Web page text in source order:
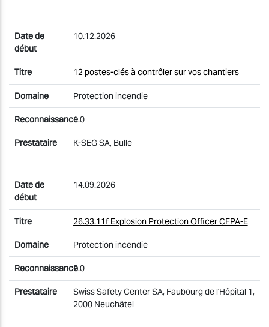
10.12.2026
12 postes-clés à contrôler sur vos chantiers
Protection incendie
1.0
K-SEG SA, Bulle
14.09.2026
26.33.11f Explosion Protection Officer CFPA-E
Protection incendie
2.0
Swiss Safety Center SA, Faubourg de l'Hôpital 1,
2000 Neuchâtel